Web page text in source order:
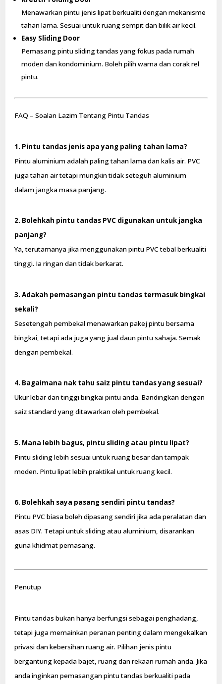
Menawarkan pintu jenis lipat berkualiti dengan mekanisme
tahan lama. Sesuai untuk ruang sempit dan bilik air kecil.
Easy Sliding Door
Pemasang pintu sliding tandas yang fokus pada rumah
moden dan kondominium. Boleh pilih warna dan corak rel
pintu.
FAQ – Soalan Lazim Tentang Pintu Tandas
1. Pintu tandas jenis apa yang paling tahan lama?
Pintu aluminium adalah paling tahan lama dan kalis air. PVC
juga tahan air tetapi mungkin tidak seteguh aluminium
dalam jangka masa panjang.
2. Bolehkah pintu tandas PVC digunakan untuk jangka
panjang?
Ya, terutamanya jika menggunakan pintu PVC tebal berkualiti
tinggi. Ia ringan dan tidak berkarat.
3. Adakah pemasangan pintu tandas termasuk bingkai
sekali?
Sesetengah pembekal menawarkan pakej pintu bersama
bingkai, tetapi ada juga yang jual daun pintu sahaja. Semak
dengan pembekal.
4. Bagaimana nak tahu saiz pintu tandas yang sesuai?
Ukur lebar dan tinggi bingkai pintu anda. Bandingkan dengan
saiz standard yang ditawarkan oleh pembekal.
5. Mana lebih bagus, pintu sliding atau pintu lipat?
Pintu sliding lebih sesuai untuk ruang besar dan tampak
moden. Pintu lipat lebih praktikal untuk ruang kecil.
6. Bolehkah saya pasang sendiri pintu tandas?
Pintu PVC biasa boleh dipasang sendiri jika ada peralatan dan
asas DIY. Tetapi untuk sliding atau aluminium, disarankan
guna khidmat pemasang.
Penutup
Pintu tandas bukan hanya berfungsi sebagai penghadang,
tetapi juga memainkan peranan penting dalam mengekalkan
privasi dan kebersihan ruang air. Pilihan jenis pintu
bergantung kepada bajet, ruang dan rekaan rumah anda. Jika
anda inginkan pemasangan pintu tandas berkualiti pada